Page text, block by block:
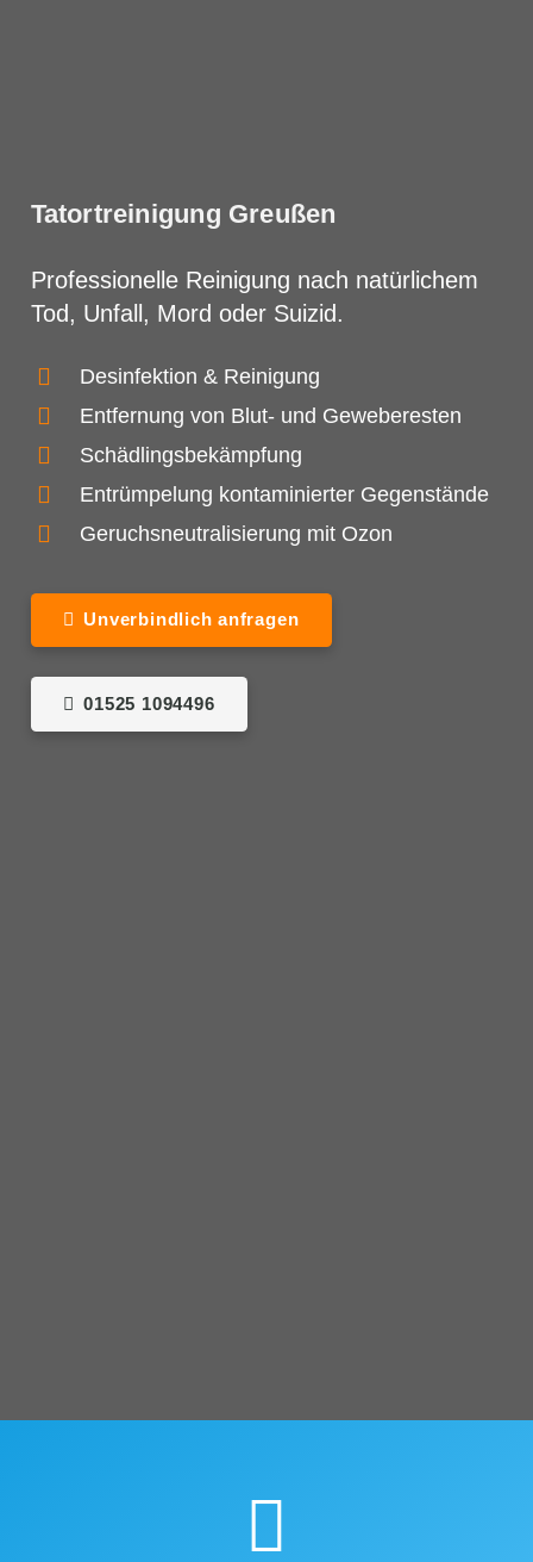
Tatortreinigung Greußen
Professionelle Reinigung nach natürlichem
Tod, Unfall, Mord oder Suizid.
Desinfektion & Reinigung
Entfernung von Blut- und Geweberesten
Schädlingsbekämpfung
Entrümpelung kontaminierter Gegenstände
Geruchsneutralisierung mit Ozon
Unverbindlich anfragen
01525 1094496